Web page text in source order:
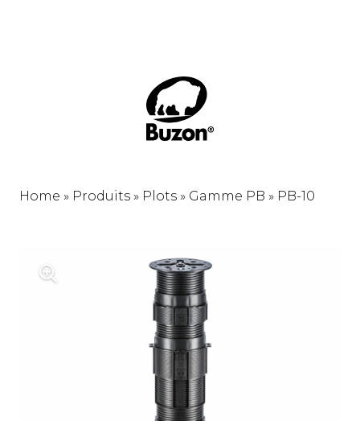
Home » Produits » Plots » Gamme PB » PB-10